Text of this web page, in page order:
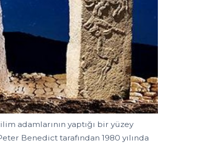
adamlarının yaptığı bir yüzey
Benedict tarafından 1980 yılında